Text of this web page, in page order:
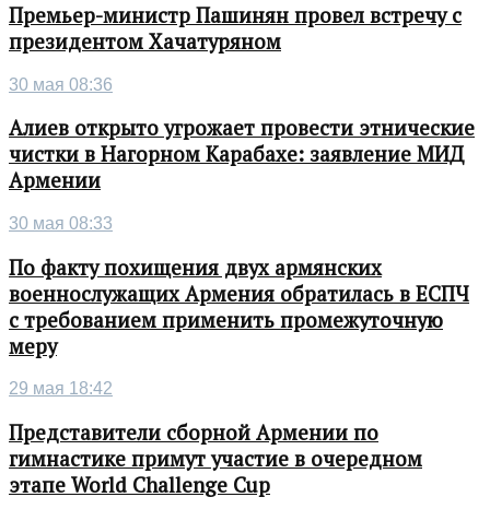
Премьер-министр Пашинян провел встречу с
президентом Хачатуряном
30 мая 08:36
Алиев открыто угрожает провести этнические
чистки в Нагорном Карабахе: заявление МИД
Армении
30 мая 08:33
По факту похищения двух армянских
военнослужащих Армения обратилась в ЕСПЧ
с требованием применить промежуточную
меру
29 мая 18:42
Представители сборной Армении по
гимнастике примут участие в очередном
этапе World Challenge Cup